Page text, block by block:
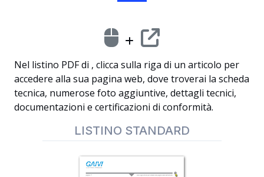
Nel listino PDF di , clicca sulla riga di un articolo per
accedere alla sua pagina web, dove troverai la scheda
tecnica, numerose foto aggiuntive, dettagli tecnici,
documentazioni e certificazioni di conformità.
LISTINO STANDARD